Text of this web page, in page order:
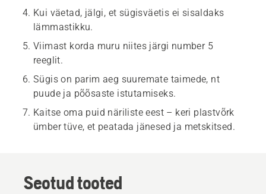
Kui väetad, jälgi, et sügisväetis ei sisaldaks
lämmastikku.
Viimast korda muru niites järgi number 5
reeglit.
Sügis on parim aeg suuremate taimede, nt
puude ja põõsaste istutamiseks.
Kaitse oma puid näriliste eest – keri plastvõrk
ümber tüve, et peatada jänesed ja metskitsed.
Seotud tooted